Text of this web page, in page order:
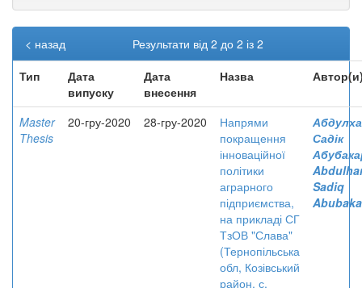
Результати від 2 до 2 із 2
< назад
Тип
Дата
випуску
Дата
внесення
Назва
Master
Thesis
20-гру-2020 28-гру-2020
Напрями
покращення
інноваційної
політики
аграрного
підприємства,
на прикладі СГ
ТзОВ "Слава"
(Тернопільська
обл, Козівський
район, с.
Садік
Sadiq